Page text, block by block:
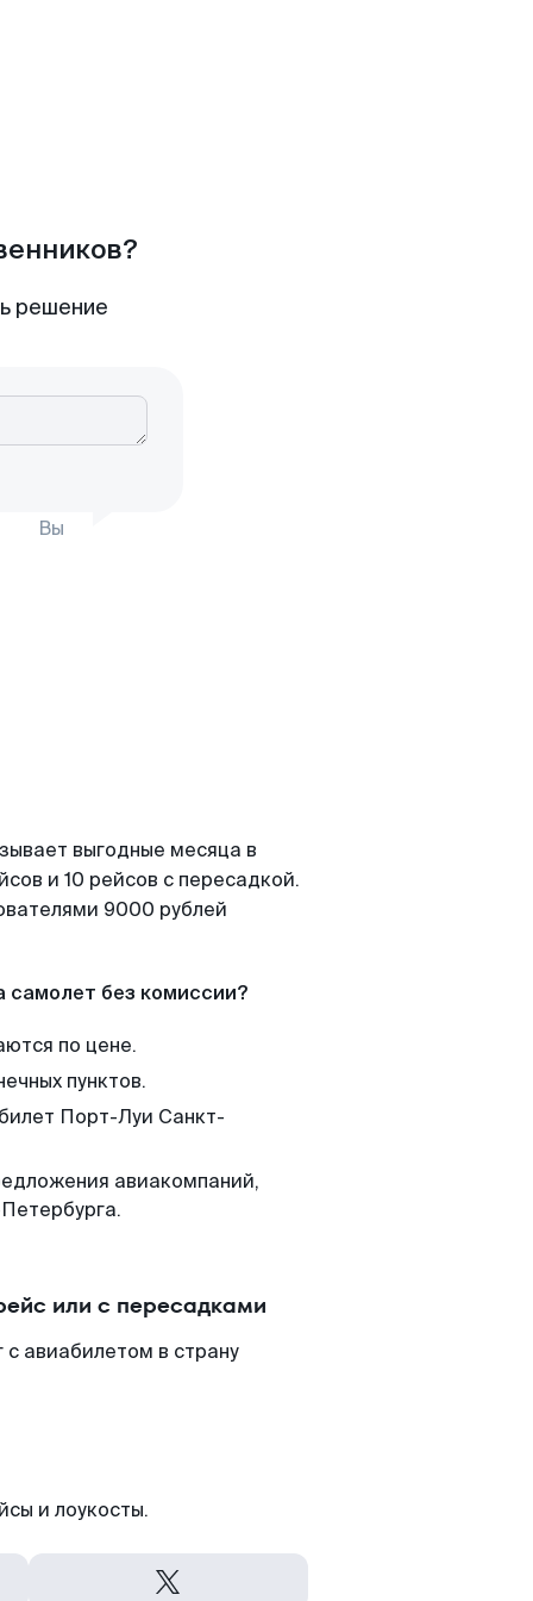
решение
Вы
выгодные месяца в
и 10 рейсов с пересадкой.
9000 рублей
самолет без комиссии?
по цене.
пунктов.
Порт-Луи Санкт-
авиакомпаний,
или с пересадками
авиабилетом в страну
и лоукосты.